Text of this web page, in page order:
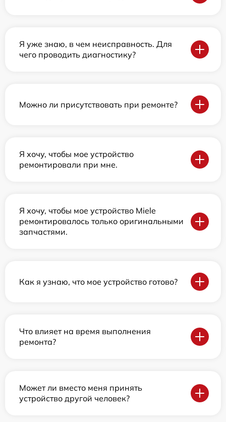
Я уже знаю, в чем неисправность. Для
чего проводить диагностику?
Можно ли присутствовать при ремонте?
Я хочу, чтобы мое устройство
ремонтировали при мне.
Я хочу, чтобы мое устройство Miele
ремонтировалось только оригинальными
запчастями.
Как я узнаю, что мое устройство готово?
Что влияет на время выполнения
ремонта?
Может ли вместо меня принять
устройство другой человек?